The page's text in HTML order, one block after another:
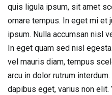
quis ligula ipsum, sit amet
ornare tempus. In eget mi
ipsum. Nulla accumsan nisl
In eget quam sed nisl
vel mauris diam, tempus
arcu in dolor rutrum
dapibus eget, varius non